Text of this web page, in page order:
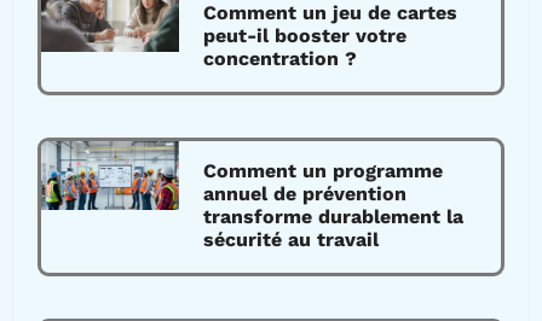
Comment un jeu de cartes
peut-il booster votre
concentration ?
Comment un programme
annuel de prévention
transforme durablement la
sécurité au travail